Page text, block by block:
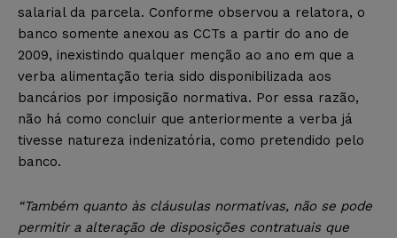
salarial da parcela. Conforme observou a relatora, o
banco somente anexou as CCTs a partir do ano de
2009, inexistindo qualquer menção ao ano em que a
verba alimentação teria sido disponibilizada aos
bancários por imposição normativa. Por essa razão,
não há como concluir que anteriormente a verba já
tivesse natureza indenizatória, como pretendido pelo
banco.
“Também quanto às cláusulas normativas, não se pode
permitir a alteração de disposições contratuais que